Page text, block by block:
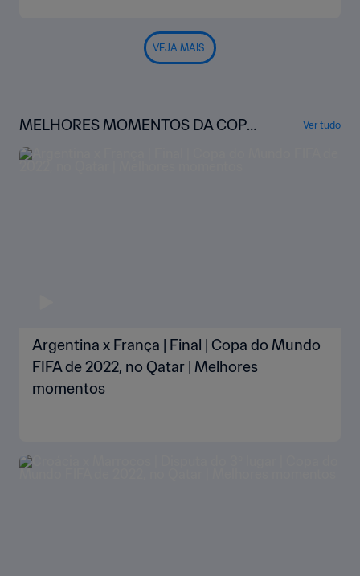
VEJA MAIS
MELHORES MOMENTOS DA COPA
DO MUNDO
Ver tudo
Argentina x França | Final | Copa do Mundo
FIFA de 2022, no Qatar | Melhores
momentos